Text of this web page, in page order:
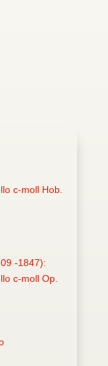
c-moll Hob.
-1847):
c-moll Op.